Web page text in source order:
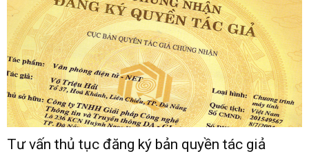
Tư vấn thủ tục đăng ký bản quyền tác giả